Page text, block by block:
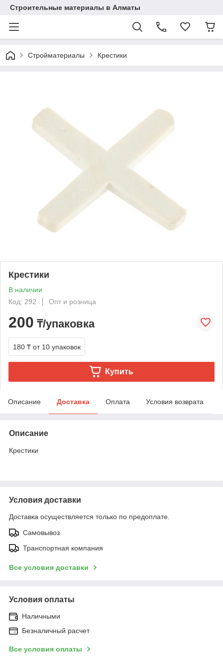
Строительные материалы в Алматы
Стройматериалы Крестики
Крестики
В наличии
Код: 292
Опт и розница
200 ₸/упаковка
180 ₸ от 10 упаковок
Купить
Описание Доставка Оплата Условия возврата
Описание
Крестики
Условия доставки
Доставка осуществляется только по предоплате.
Самовывоз
Транспортная компания
Все условия доставки
Условия оплаты
Наличными
Безналичный расчет
Все условия оплаты